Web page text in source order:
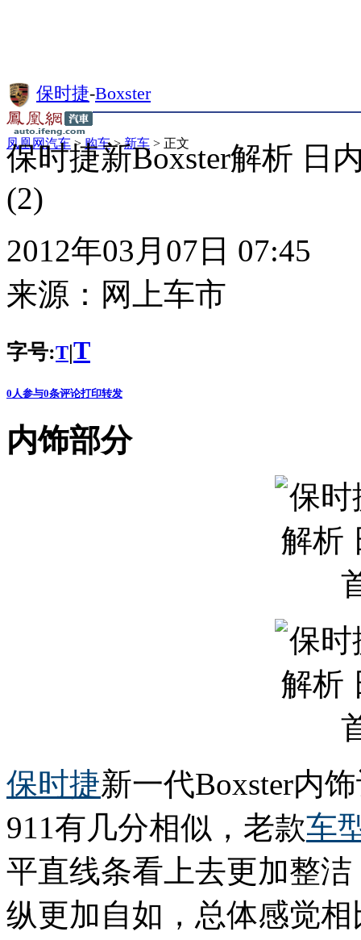
保时捷-Boxster
凤凰网汽车 >购车>新车 > 正文
保时捷新Boxster解析 日
(2)
2012年03月07日 07:45
来源： 网上车市
字号:T|T
0 人参与0条评论打印转发
内饰部分
保时捷新一代Boxster内
911有几分相似，老款车
平直线条看上去更加整
纵更加自如，总体感觉